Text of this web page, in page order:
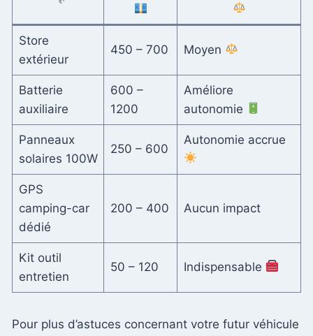
Store
extérieur
450 – 700 Moyen
Batterie
auxiliaire
600 –
1200
Améliore
autonomie
Panneaux
solaires 100W
250 – 600
Autonomie accrue
GPS
camping-car
dédié
200 – 400 Aucun impact
Kit outil
entretien
50 – 120 Indispensable
Pour plus d’astuces concernant votre futur véhicule